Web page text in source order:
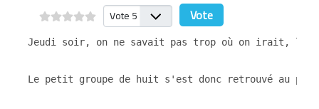
Veuillez voter
Jeudi soir, on ne savait pas trop où on irait, le
Le petit groupe de huit s'est donc retrouvé au